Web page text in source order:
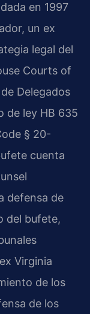
en 1997
un ex
legal del
Courts of
Delegados
de ley HB 635
§ 20-
cuenta
defensa de
del bufete,
Virginia
de los
de los